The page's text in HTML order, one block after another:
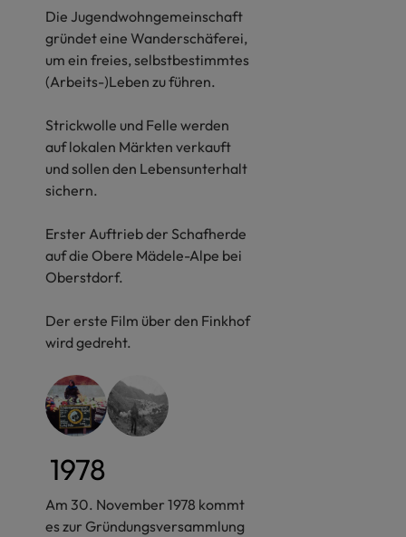
Die Jugendwohngemeinschaft
gründet eine Wanderschäferei,
um ein freies, selbstbestimmtes
(Arbeits-)Leben zu führen.
Strickwolle und Felle werden
auf lokalen Märkten verkauft
und sollen den Lebensunterhalt
sichern.
Erster Auftrieb der Schafherde
auf die Obere Mädele-Alpe bei
Oberstdorf.
Der erste Film über den Finkhof
wird gedreht.
1978
Am 30. November 1978 kommt
es zur Gründungsversammlung